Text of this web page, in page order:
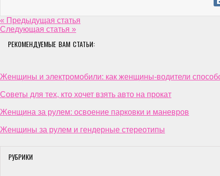
« Предыдущая статья
Следующая статья »
РЕКОМЕНДУЕМЫЕ ВАМ СТАТЬИ:
Женщины и электромобили: как женщины-водители
Советы для тех, кто хочет взять авто на прокат
Женщина за рулем: освоение парковки и маневров
Женщины за рулем и гендерные стереотипы
РУБРИКИ